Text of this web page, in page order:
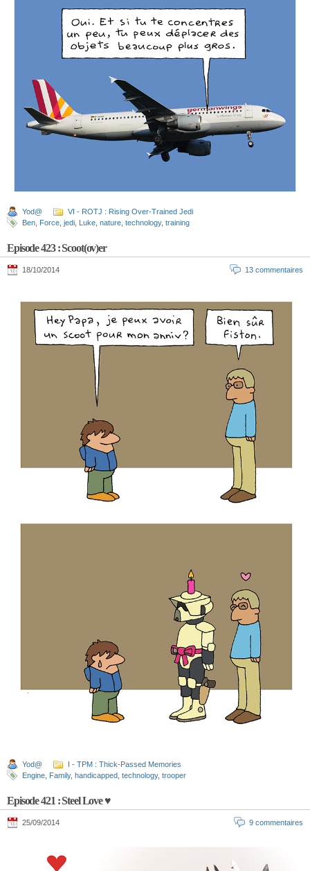
Yod@
VI - ROTJ : Rising Over-Trained Jedi
Ben Force jedi Luke nature technology, training
Episode 423 : Scoot(ov)er
18/10/2014 13 commentaires
Yod@
I - TPM : Thick-Passed Memories
Engine Family, handicapped technology, trooper
Episode 421 : Steel Love ♥
25/09/2014 9 commentaires